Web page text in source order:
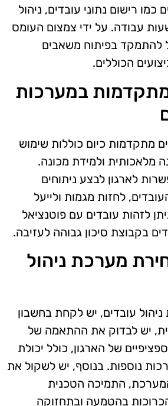
כמו רישום נתוני עובדים, ניהול
עבודה. על ידי צמצום העומס
להתמקד בפיתוח משאבים
הכוללים.
מתקדמות במערכות
מתקדמות כיום כוללות שימוש
מלאכותית ולמידת מכונה.
לארגון לבצע ניתוחים
לחזות מגמות ולייעל
לזהות עובדים עם פוטנציאל
בקבוצת סיכון גבוהה לעזיבה.
מערכת ניהול
עובדים, יש לקחת בחשבון
יש לבדוק את ההתאמה של
של הארגון, כולל יכולת
נוספות. בנוסף, יש לשקול את
התמיכה הטכנית
בהטמעה ובתחזוקה